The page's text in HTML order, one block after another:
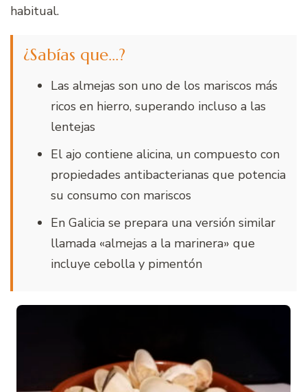
habitual.
¿Sabías que…?
Las almejas son uno de los mariscos más
ricos en hierro, superando incluso a las
lentejas
El ajo contiene alicina, un compuesto con
propiedades antibacterianas que potencia
su consumo con mariscos
En Galicia se prepara una versión similar
llamada «almejas a la marinera» que
incluye cebolla y pimentón